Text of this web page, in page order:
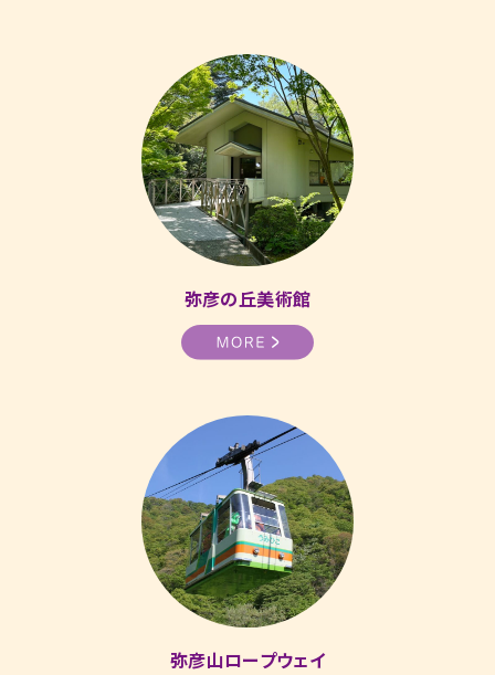
弥彦の丘美術館
弥彦山ロープウェイ